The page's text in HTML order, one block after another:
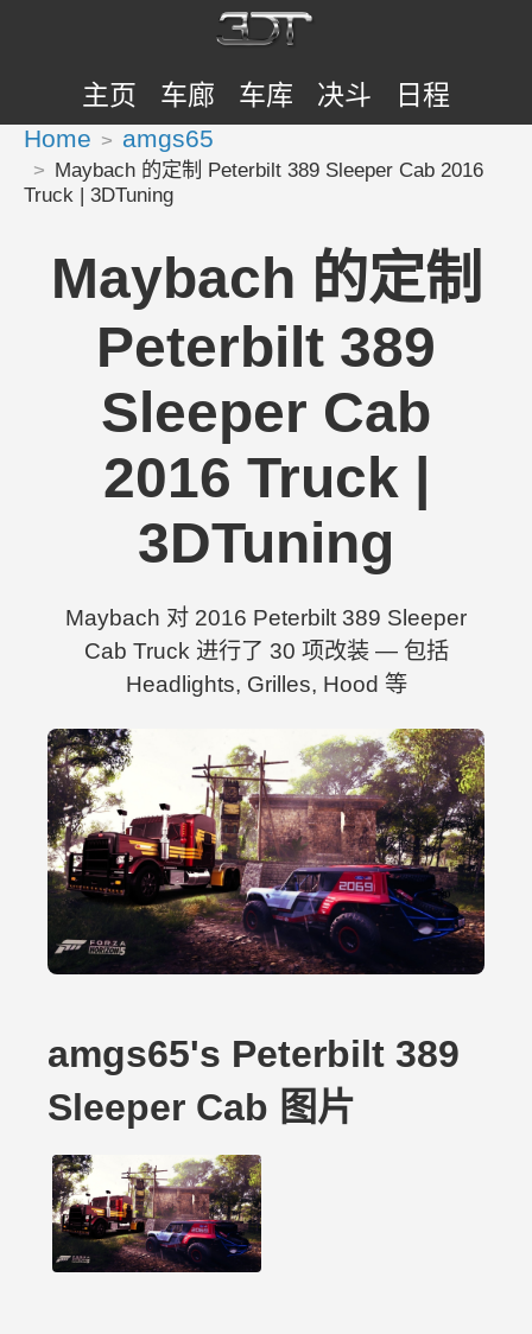
主页 车廊 车库 决斗 日程
Home amgs65
Maybach 的定制 Peterbilt 389 Sleeper Cab 2016
Truck | 3DTuning
Maybach 的定制
Peterbilt 389
Sleeper Cab
2016 Truck |
3DTuning
Maybach 对 2016 Peterbilt 389 Sleeper
Cab Truck 进行了 30 项改装 — 包括
Headlights, Grilles, Hood 等
amgs65's Peterbilt 389
Sleeper Cab 图片